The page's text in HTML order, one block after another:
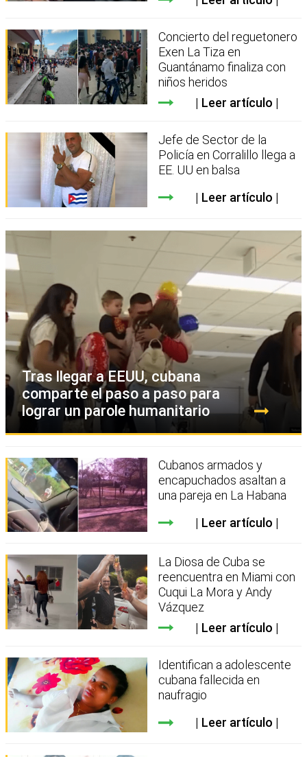
Concierto del reguetonero
Exen La Tiza en
Guantánamo finaliza con
niños heridos
Leer artículo
Jefe de Sector de la
Policía en Corralillo llega a
EE. UU en balsa
Leer artículo
Tras llegar a EEUU, cubana
comparte el paso a paso para
lograr un parole humanitario
Cubanos armados y
encapuchados asaltan a
una pareja en La Habana
Leer artículo
La Diosa de Cuba se
reencuentra en Miami con
Cuqui La Mora y Andy
Vázquez
Leer artículo
Identifican a adolescente
cubana fallecida en
naufragio
Leer artículo